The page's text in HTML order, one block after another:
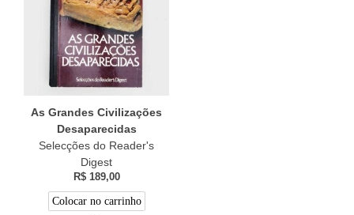
As Grandes Civilizações
Desaparecidas
Selecções do Reader's
Digest
R$189,00
Colocar no carrinho